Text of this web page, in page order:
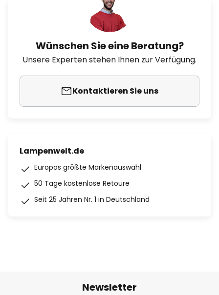
Wünschen Sie eine Beratung?
Unsere Experten stehen Ihnen zur Verfügung.
Kontaktieren Sie uns
Lampenwelt.de
Europas größte Markenauswahl
50 Tage kostenlose Retoure
Seit 25 Jahren Nr. 1 in Deutschland
Newsletter